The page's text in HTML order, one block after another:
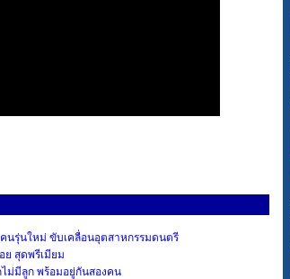
คนรุ่นใหม่ ขับเคลื่อนอุตสาหกรรมดนตรี
ย สุดพรีเมียม
ไม่มีลูก พร้อมอยู่กันสองคน